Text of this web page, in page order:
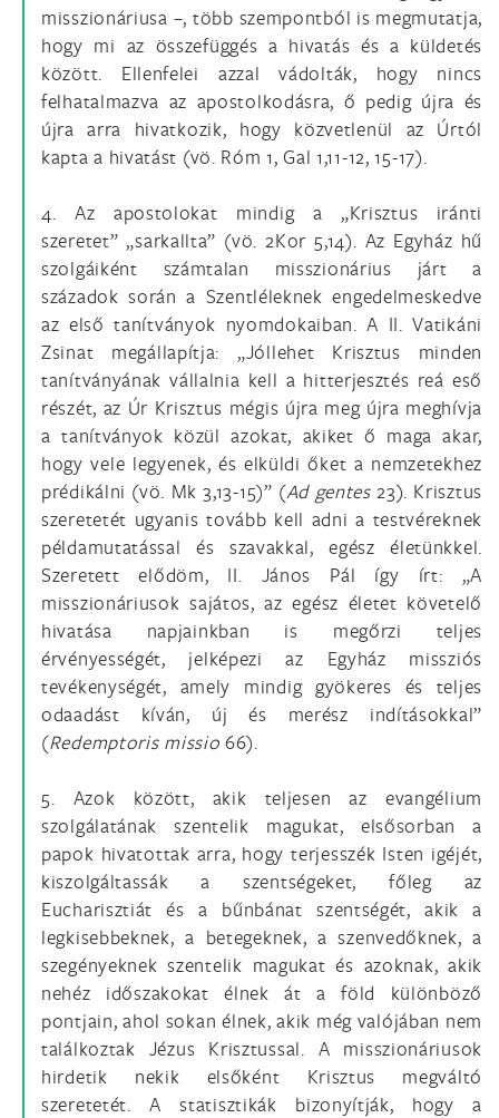
misszionáriusa –, több szempontból is megmutatja,
hogy mi az összefüggés a hivatás és a küldetés
között. Ellenfelei azzal vádolták, hogy nincs
felhatalmazva az apostolkodásra, ő pedig újra és
újra arra hivatkozik, hogy közvetlenül az Úrtól
kapta a hivatást (vö. Róm 1, Gal 1,11-12, 15-17).
4. Az apostolokat mindig a „Krisztus iránti
szeretet” „sarkallta” (vö. 2Kor 5,14). Az Egyház hű
szolgáiként számtalan misszionárius járt a
századok során a Szentléleknek engedelmeskedve
az első tanítványok nyomdokaiban. A II. Vatikáni
Zsinat megállapítja: „Jóllehet Krisztus minden
tanítványának vállalnia kell a hitterjesztés reá eső
részét, az Úr Krisztus mégis újra meg újra meghívja
a tanítványok közül azokat, akiket ő maga akar,
hogy vele legyenek, és elküldi őket a nemzetekhez
prédikálni (vö. Mk 3,13-15)” (Ad gentes23). Krisztus
szeretetét ugyanis tovább kell adni a testvéreknek
példamutatással és szavakkal, egész életünkkel.
Szeretett elődöm, II. János Pál így írt: „A
misszionáriusok sajátos, az egész életet követelő
hivatása napjainkban is megőrzi teljes
érvényességét, jelképezi az Egyház missziós
tevékenységét, amely mindig gyökeres és teljes
odaadást kíván, új és merész indításokkal”
(Redemptoris missio 66).
5. Azok között, akik teljesen az evangélium
szolgálatának szentelik magukat, elsősorban a
papok hivatottak arra, hogy terjesszék Isten igéjét,
kiszolgáltassák a szentségeket, főleg az
Eucharisztiát és a bűnbánat szentségét, akik a
legkisebbeknek, a betegeknek, a szenvedőknek, a
szegényeknek szentelik magukat és azoknak, akik
nehéz időszakokat élnek át a föld különböző
pontjain, ahol sokan élnek, akik még valójában nem
találkoztak Jézus Krisztussal. A misszionáriusok
hirdetik nekik elsőként Krisztus megváltó
szeretetét. A statisztikák bizonyítják, hogy a